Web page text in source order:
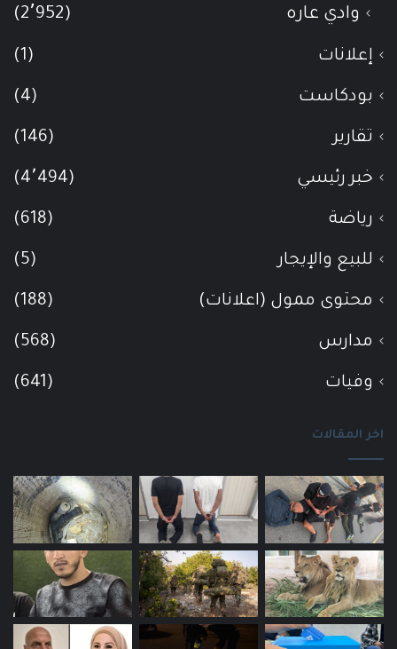
وادي عاره (2٬952)
إعلانات (1)
بودكاست (4)
تقارير (146)
خبر رئيسي (4٬494)
رياضة (618)
للبيع والإيجار (5)
محتوى ممول (اعلانات) (188)
مدارس (568)
وفيات (641)
اخر المقالات